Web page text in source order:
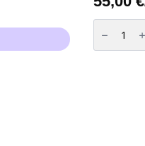
за
Бутилка
с